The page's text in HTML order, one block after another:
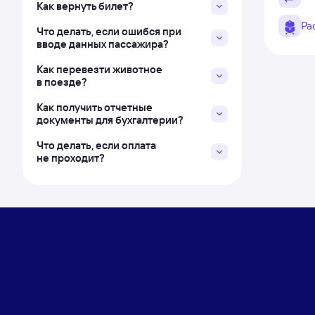
Как вернуть билет?
Что делать, если ошибся при
вводе данных пассажира?
Как перевезти животное
в поезде?
Как получить отчетные
документы для бухгалтерии?
Что делать, если оплата
не проходит?